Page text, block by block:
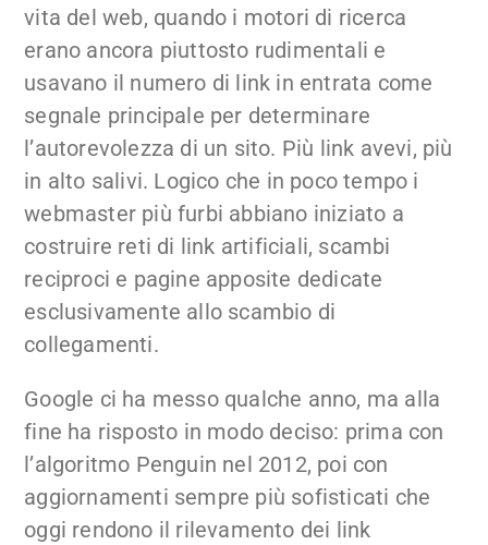
vita del web, quando i motori di ricerca
erano ancora piuttosto rudimentali e
usavano il numero di link in entrata come
segnale principale per determinare
l’autorevolezza di un sito. Più link avevi, più
in alto salivi. Logico che in poco tempo i
webmaster più furbi abbiano iniziato a
costruire reti di link artificiali, scambi
reciproci e pagine apposite dedicate
esclusivamente allo scambio di
collegamenti.
Google ci ha messo qualche anno, ma alla
fine ha risposto in modo deciso: prima con
l’algoritmo Penguin nel 2012, poi con
aggiornamenti sempre più sofisticati che
oggi rendono il rilevamento dei link